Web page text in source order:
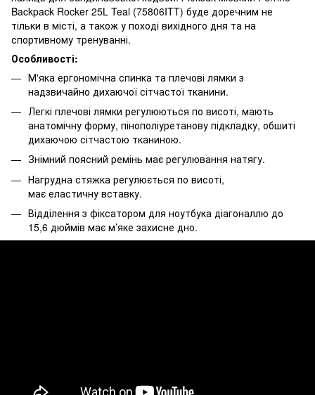
Backpack Rocker 25L Teal (75806ITT) буде доречним не
тільки в місті, а також у поході вихідного дня та на
спортивному тренуванні.
Особливості:
М'яка ергономічна спинка та плечові лямки з
надзвичайно дихаючої сітчастої тканини.
Легкі плечові лямки регулюються по висоті, мають
анатомічну форму, пінополіуретанову підкладку, обшиті
дихаючою сітчастою тканиною.
Знімний поясний ремінь має регулювання натягу.
Нагрудна стяжка регулюється по висоті,
має еластичну вставку.
Відділення з фіксатором для ноутбука діагоналлю до
15,6 дюймів має м’яке захисне дно.